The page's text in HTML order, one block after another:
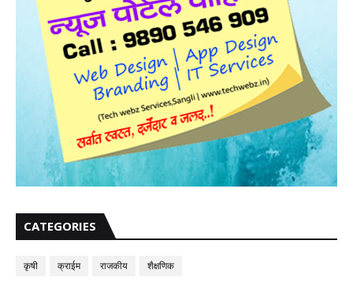
CATEGORIES
कृषी क्राईम राजकीय शैक्षणिक